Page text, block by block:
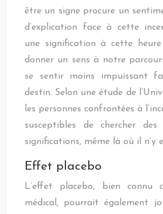
être un signe procure un
d’explication face à cette
une signification à cette
donner un sens à notre
se sentir moins impuissant
destin. Selon une étude de
les personnes confrontées à
susceptibles de chercher
significations, même là où il n’y
Effet placebo
L’effet placebo, bien connu
médical, pourrait également